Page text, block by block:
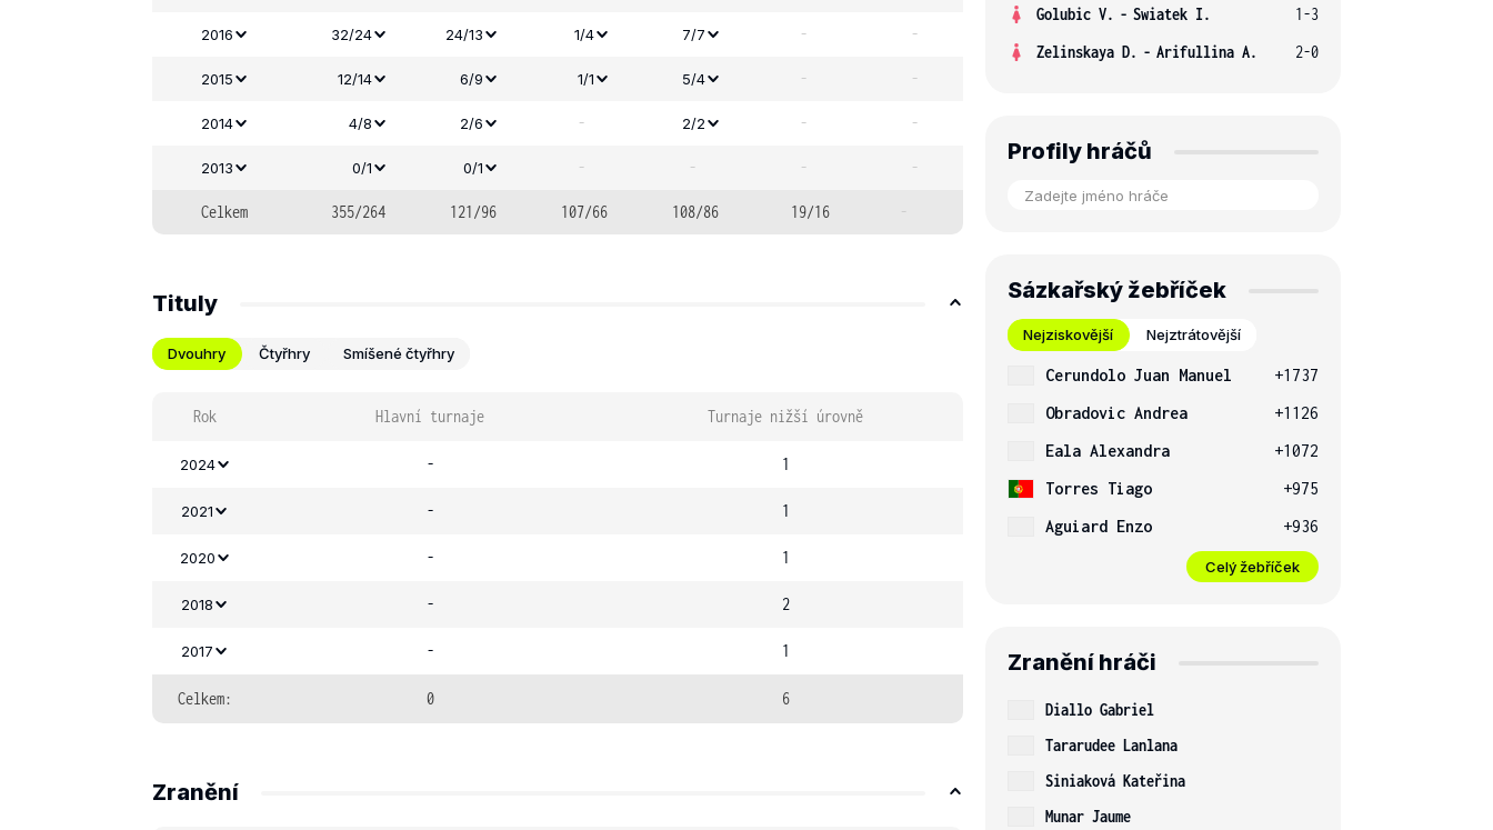
2016 32/24 24/13 1/4 7/7 - -
2015 12/14 6/9 1/1 5/4 - -
2014 4/8 2/6 - 2/2 - -
2013 0/1 0/1 - - - -
Celkem 355/264 121/96 107/66 108/86 19/16 -
Tituly
Dvouhry Čtyřhry Smíšené čtyřhry
Rok Hlavní turnaje Turnaje nižší úrovně
2024 - 1
2021 - 1
2020 - 1
2018 - 2
2017 - 1
Celkem: 0 6
Zranění
Golubic V. - Swiatek I.
1-3
Zelinskaya D. - Arifullina A. 2-0
Profily hráčů
Sázkařský žebříček
Nejziskovější Nejztrátovější
Cerundolo Juan Manuel
+1737
Obradovic Andrea
+1126
Eala Alexandra
+1072
Torres Tiago
+975
Aguiard Enzo
+936
Celý žebříček
Zranění hráči
Diallo Gabriel
Tararudee Lanlana
Siniaková Kateřina
Munar Jaume